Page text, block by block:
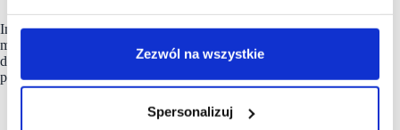
Zezwól na wszystkie
Spersonalizuj
Inwestycja Euvic 2030 zapewniKomputronik S.A.dalsze
możliwości wzrostu dzięki poręczeniom limitów handlowych,
dostępowi do klientów w Unii Europejskiej, a także
potencjalnym synergiom kosztowym.